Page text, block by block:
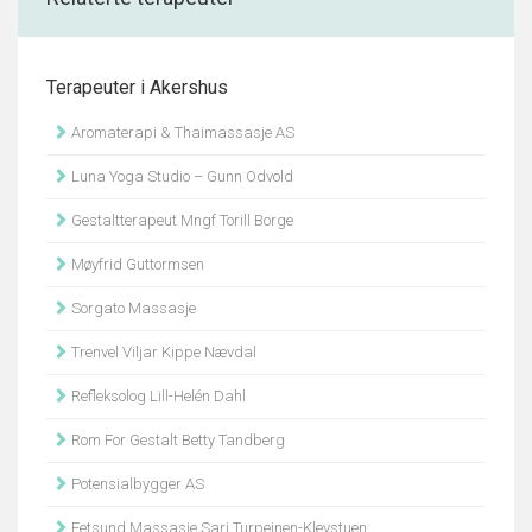
Terapeuter i Akershus
Aromaterapi & Thaimassasje AS
Luna Yoga Studio – Gunn Odvold
Gestaltterapeut Mngf Torill Borge
Møyfrid Guttormsen
Sorgato Massasje
Trenvel Viljar Kippe Nævdal
Refleksolog Lill-Helén Dahl
Rom For Gestalt Betty Tandberg
Potensialbygger AS
Fetsund Massasje Sari Turpeinen-Klevstuen